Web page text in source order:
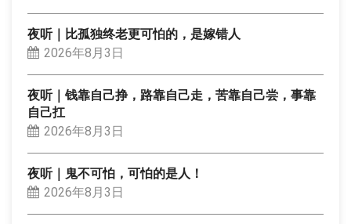
夜听｜比孤独终老更可怕的，是嫁错人
2026年8月3日
夜听｜钱靠自己挣，路靠自己走，苦靠自己尝，事靠
自己扛
2026年8月3日
夜听｜鬼不可怕，可怕的是人！
2026年8月3日